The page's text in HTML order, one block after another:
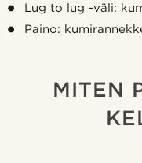
Lug to lug -väli:
Paino:
MITEN